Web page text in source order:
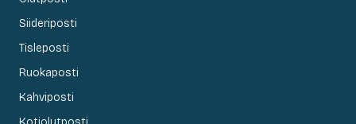
Siideriposti
Tisleposti
Ruokaposti
Kahviposti